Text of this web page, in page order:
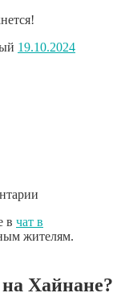
19.10.2024
в чат в
жителям.
Хайнане?